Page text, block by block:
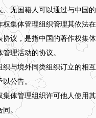
国籍人可以通过与中国的
集体管理组织管理其依法
，是指中国的著作权集体
理活动的协议。
境外同类组织订立的相互
以公告。
管理组织许可他人使用其
同。